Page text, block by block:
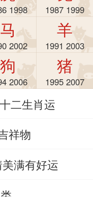
1998 1987 1999
马
2002
羊
1991 2003
狗
2006
猪
1995 2007
二生肖运
祥物
满有好运